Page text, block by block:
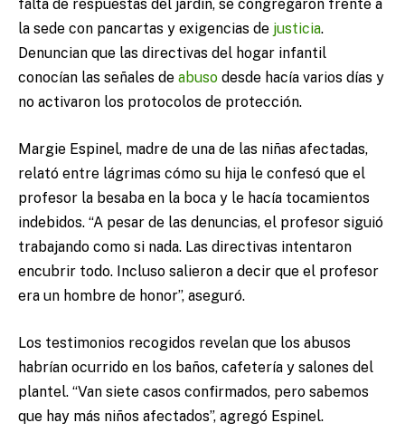
falta de respuestas del jardín, se congregaron frente a
la sede con pancartas y exigencias de justicia.
Denuncian que las directivas del hogar infantil
conocían las señales de abuso desde hacía varios días y
no activaron los protocolos de protección.
Margie Espinel, madre de una de las niñas afectadas,
relató entre lágrimas cómo su hija le confesó que el
profesor la besaba en la boca y le hacía tocamientos
indebidos. “A pesar de las denuncias, el profesor siguió
trabajando como si nada. Las directivas intentaron
encubrir todo. Incluso salieron a decir que el profesor
era un hombre de honor”, aseguró.
Los testimonios recogidos revelan que los abusos
habrían ocurrido en los baños, cafetería y salones del
plantel. “Van siete casos confirmados, pero sabemos
que hay más niños afectados”, agregó Espinel.